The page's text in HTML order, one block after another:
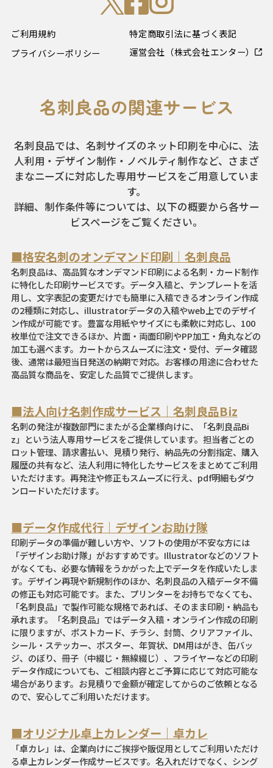
ご利用規約
プライバシーポリシー
特定商取引法に基づく表記
運営会社（株式会社エンター）
名刺良品の関連サービス
名刺良品では、名刺サイズのネット印刷を中心に、法
人利用・デザイン制作・ノベルティ制作など、さまざ
まなニーズに対応した専用サービスをご用意していま
す。
詳細、制作条件等については、以下の概要から各サー
ビスページをご覧ください。
■格安名刺のオンデマンド印刷｜名刺良品
名刺良品は、高品質なオンデマンド印刷による名刺・カード制作
に特化した印刷サービスです。データ入稿と、テンプレートを活
用し、文字表記の変更だけでも簡単に入稿できるオンライン作成
の2種類に対応し、illustratorデータの入稿やweb上でのデザイ
ン作成が可能です。豊富な用紙やサイズにも柔軟に対応し、100
枚単位で注文できるほか、片面・両面印刷やPP加工・角丸などの
加工も選べます。カートからスムーズに注文・受付、データ確認
後、通常は最短当日発送の納期で対応。お客様の用途に合わせた
高品質な商品を、安定した品質でご提供します。
■法人向け名刺作成サービス｜名刺良品Biz
名刺の発注が複数部門にまたがる企業様向けに、「名刺良品Bi
z」という法人専用サービスをご提供しています。担当者ごとの
ロット管理、請求書払い、見積り発行、納品先の分割指定、購入
履歴の共有など、法人利用に特化したサービスをまとめてご利用
いただけます。再発注や修正もスムーズに行え、pdf明細もダウ
ンロードいただけます。
■データ作成代行｜デザインお助け隊
印刷データの準備が難しい方や、ソフトの使用が不安な方には
「デザインお助け隊」がおすすめです。Illustratorなどのソフト
がなくても、必要な情報をうかがった上でデータを作成いたしま
す。デザイン再現や新規制作のほか、名刺良品の入稿データ不備
の修正も対応可能です。また、プリンターをお持ちでなくても、
「名刺良品」で製作可能な規格であれば、そのまま印刷・納品も
承れます。「名刺良品」ではデータ入稿・オンライン作成の印刷
に限りますが、ポストカード、チラシ、封筒、クリアファイル、
シール・ステッカー、ポスター、年賀状、DM用はがき、缶バッ
ジ、のぼり、冊子（中綴じ・無線綴じ）、フライヤーなどの印刷
データ作成についても、ご相談内容とご予算に応じて対応可能な
場合があります。お見積りで金額が確定してからのご依頼となる
ので、安心してご利用いただけます。
■オリジナル卓上カレンダー｜卓カレ
「卓カレ」は、企業向けにご挨拶や販促用としてご利用いただけ
る卓上カレンダー作成サービスです。名入れだけでなく、シング